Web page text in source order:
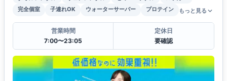
完全個室
子連れOK ウォーターサーバー プロテイン もっと見る
営業時間
7:00〜23:05
定休日
要確認